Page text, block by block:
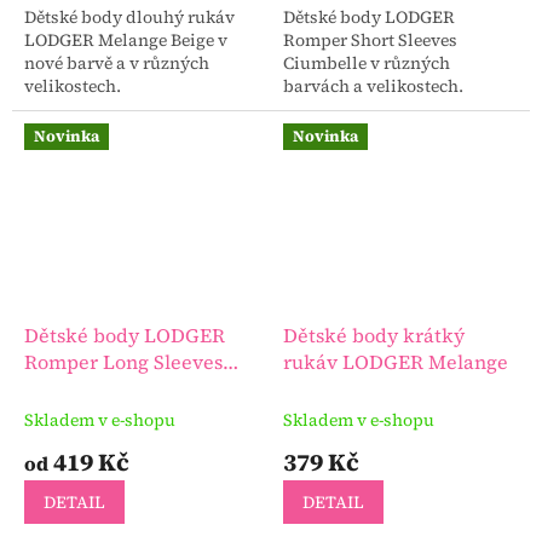
Dětské body dlouhý rukáv
LODGER Melange Beige v
nové barvě a v různých
velikostech.
Dětské body LODGER
Romper Short Sleeves
Ciumbelle v různých
barvách a velikostech.
Novinka
Dětské body LODGER
Romper Long Sleeves
Skladem v e-shopu
od419 Kč
DETAIL
Novinka
Dětské body krátký
rukáv LODGER Melange
Skladem v e-shopu
379 Kč
DETAIL